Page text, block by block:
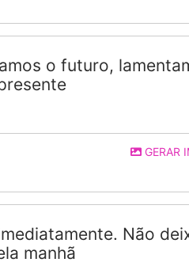
o futuro,
GERAR
Não
manhã